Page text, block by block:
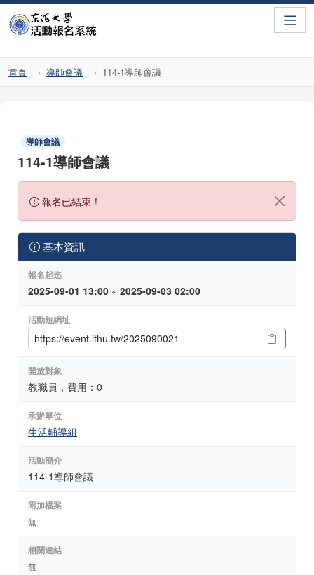
首頁 導師會議 114-1導師會議
導師會議
114-1導師會議
報名已結束！
基本資訊
報名起迄
2025-09-01 13:00 ~ 2025-09-03 02:00
活動短網址
開放對象
教職員，費用：0
承辦單位
生活輔導組
活動簡介
114-1導師會議
附加檔案
無
相關連結
無